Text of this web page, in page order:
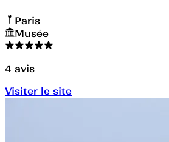
Paris
Musée
4 avis
Visiter le site